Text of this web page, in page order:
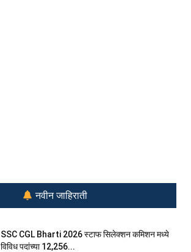
नवीन जाहिराती
SSC CGL Bharti 2026 स्टाफ सिलेक्शन कमिशन मध्ये
विविध पदांच्या 12,256...